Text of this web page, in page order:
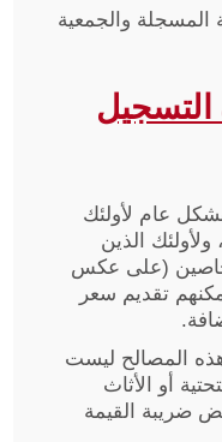
المسجلة والجمعية
التسجيل
عام لأولئك
الذين
(على عكس
تقديم سعر
المصالح ليست
أو الأثاث
ضريبة القيمة